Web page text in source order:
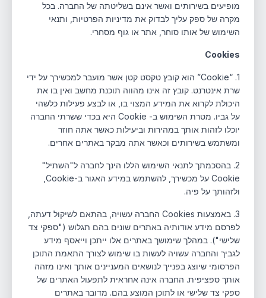
מופיעים בשירותים ואשר אינם בשליטתה של החברה. בכל
מקרה של ספק עליך לבדוק את מדיניות הפרטיות, ותנאי
השימוש של אותו סוחר, אתר או גוף מסחרי.
Cookies
1. “Cookie” הוא קובץ טקסט קטן אשר מועבר למכשירך על ידי
שרת אינטרנט. קובץ זה אינו מהווה תוכנת מחשב ואין בו את
היכולת לקרוא את המידע המצוי בו, או לבצע פעילות כלשהי
על גביו. מטרת השימוש ב- Cookie היא בכדי ששרתי החברה
יוכלו לזהות אותך במהירות וביעילות כאשר אתה חוזר
ומשתמש בשירותים וכאשר אתה מבקר באתרים אחרים.
2. בהסכמתך לתנאי השימוש הללו הינך לחברה ל"השתיל"
ולזהותך על פיה.
3. באמצעות Cookies החברה עשויה, בהתאם לשיקול דעתה,
לפרסם מידע אודותיה באתרים שונים בהם תגלוש ("ספקי צד
שלישי"). במהלך שימושך באתרים אלו ייתכן וייאסף מידע
לגביך והחברה עשויה לעשות בו שימוש לצורך התאמת התוכן
הפרסומי שיוצג בפנייך לנושאים המעניינים אותך ואינו מזהה
אותך ספציפית. החברה אינה אחראית לתפעול האתרים של
ספקי צד שלישי או לתוכן המוצע בהם. מדובר באתרים